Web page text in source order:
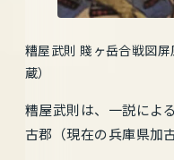
糟屋武則 賤ヶ岳合戦図
蔵）
糟屋武則は、一説によ
古郡（現在の兵庫県加